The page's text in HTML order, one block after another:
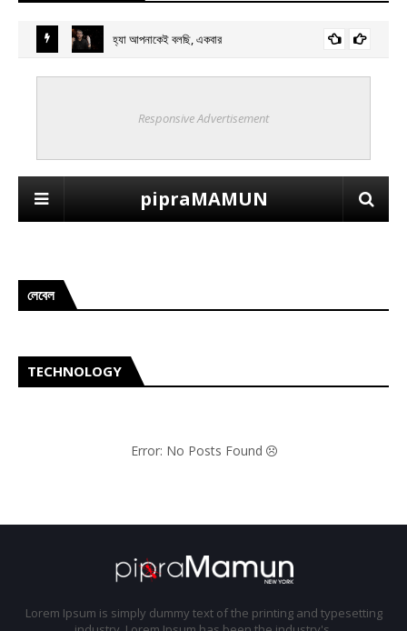
লেবেল
TECHNOLOGY
Error: No Posts Found
Lorem Ipsum is simply dummy text of the printing and typesetting